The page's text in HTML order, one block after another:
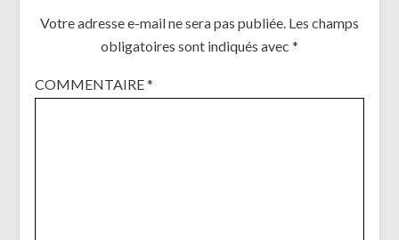
Votre adresse e-mail ne sera pas publiée. Les champs
obligatoires sont indiqués avec *
COMMENTAIRE*